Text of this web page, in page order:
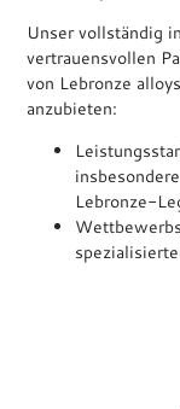
Unser vollständig
vertrauensvollen
von Lebronze
anzubieten:
Lebronze-